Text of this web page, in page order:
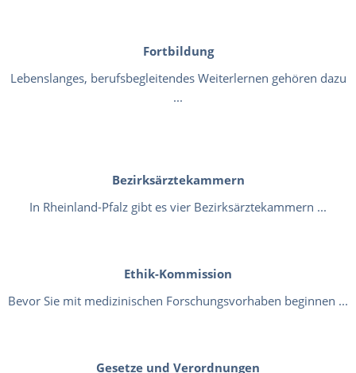
Fortbildung
Lebenslanges, berufsbegleitendes Weiterlernen gehören dazu
...
Bezirksärztekammern
In Rheinland-Pfalz gibt es vier Bezirksärztekammern ...
Ethik-Kommission
Bevor Sie mit medizinischen Forschungsvorhaben beginnen ...
Gesetze und Verordnungen